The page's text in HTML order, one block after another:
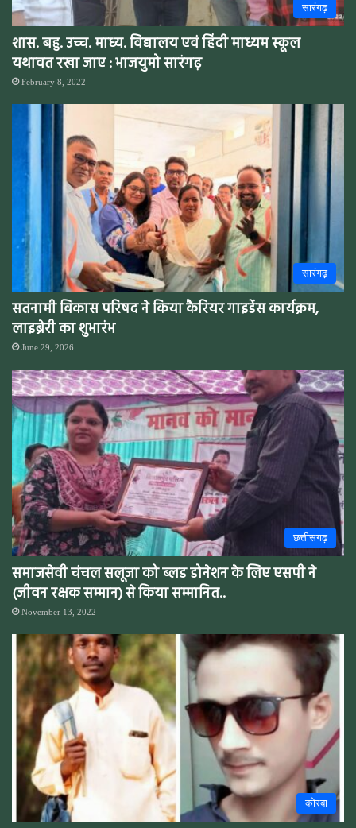
सारंगढ़
शास. बहु. उच्च. माध्य. विद्यालय एवं हिंदी माध्यम स्कूल
यथावत रखा जाए : भाजयुमो सारंगढ़
February 8, 2022
सारंगढ़
सतनामी विकास परिषद ने किया कैरियर गाइडेंस कार्यक्रम,
लाइब्रेरी का शुभारंभ
June 29, 2026
छत्तीसगढ़
समाजसेवी चंचल सलूजा को ब्लड डोनेशन के लिए एसपी ने
(जीवन रक्षक सम्मान) से किया सम्मानित..
November 13, 2022
कोरबा